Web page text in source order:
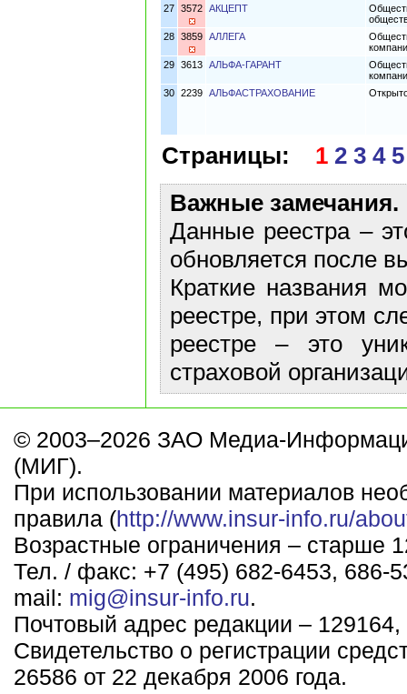
27 3572 АКЦЕПТ
28 3859 АЛЛЕГА
29 3613 АЛЬФА-ГАРАНТ
30 2239 АЛЬФАСТРАХОВАНИЕ
Страницы: 1 2 3 4 5
Важные замечания.
Данные реестра –
обновляется после
Краткие названия
реестре, при этом
реестре – это
страховой
© 2003–2026 ЗАО Медиа-
(МИГ).
При использовании материалов
правила (http://www.insur-info.ru/
Возрастные ограничения – старше
Тел. / факс: +7 (495) 682-6453, 686-
mail: mig@insur-info.ru.
Почтовый адрес редакции –
Свидетельство о регистрации
26586 от 22 декабря 2006 года.